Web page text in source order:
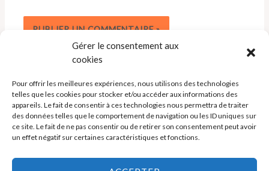
Gérer le consentement aux
cookies
Pour offrir les meilleures expériences, nous utilisons des technologies
telles que les cookies pour stocker et/ou accéder aux informations des
appareils. Le fait de consentir à ces technologies nous permettra de traiter
des données telles que le comportement de navigation ou les ID uniques sur
ce site. Le fait de ne pas consentir ou de retirer son consentement peut avoir
un effet négatif sur certaines caractéristiques et fonctions.